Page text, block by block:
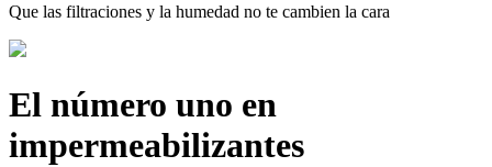
Que las filtraciones y la humedad no te cambien la cara
El número uno en
impermeabilizantes